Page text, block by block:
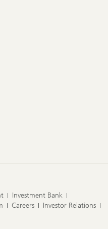
Investment Bank
Careers
Investor Relations